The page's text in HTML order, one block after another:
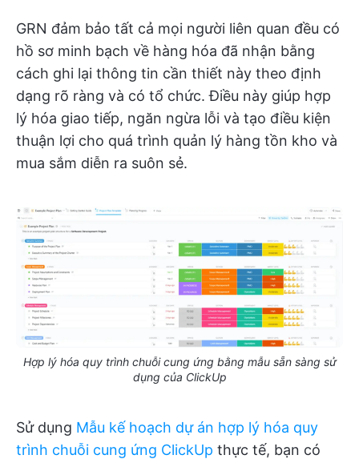
GRN đảm bảo tất cả mọi người liên quan đều có
hồ sơ minh bạch về hàng hóa đã nhận bằng
cách ghi lại thông tin cần thiết này theo định
dạng rõ ràng và có tổ chức. Điều này giúp hợp
lý hóa giao tiếp, ngăn ngừa lỗi và tạo điều kiện
thuận lợi cho quá trình quản lý hàng tồn kho và
mua sắm diễn ra suôn sẻ.
Hợp lý hóa quy trình chuỗi cung ứng bằng mẫu sẵn sàng sử
dụng của ClickUp
Sử dụng Mẫu kế hoạch dự án hợp lý hóa quy
trình chuỗi cung ứng ClickUp thực tế, bạn có